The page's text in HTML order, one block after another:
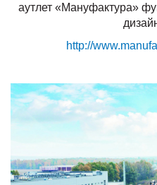
аутлет «Мануфактура»
http://